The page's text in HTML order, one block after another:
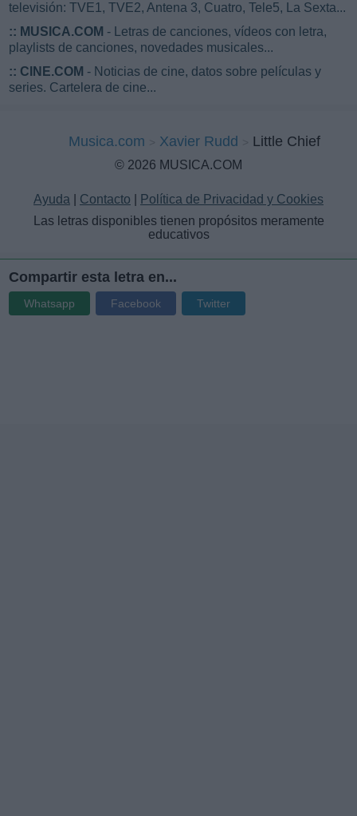
televisión: TVE1, TVE2, Antena 3, Cuatro, Tele5, La Sexta...
:: MUSICA.COM - Letras de canciones, vídeos con letra,
playlists de canciones, novedades musicales...
:: CINE.COM - Noticias de cine, datos sobre películas y
series. Cartelera de cine...
Musica.com Xavier Rudd Little Chief
© 2026 MUSICA.COM
Ayuda Contacto
Política de Privacidad y Cookies
Las letras disponibles tienen propósitos meramente
educativos
Compartir esta letra en...
Whatsapp Facebook Twitter